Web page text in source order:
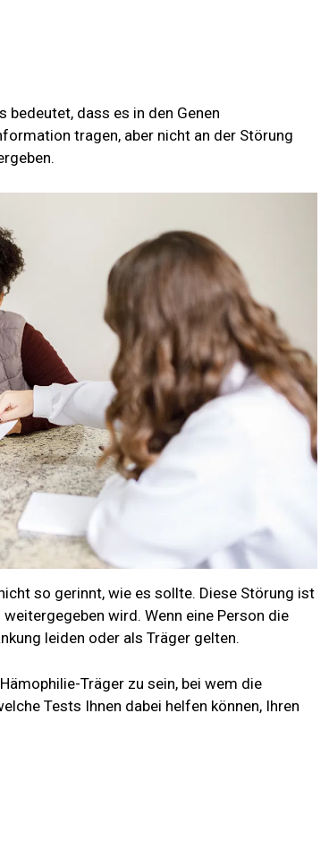
bedeutet, dass es in den Genen
tragen, aber nicht an der Störung
so gerinnt, wie es sollte. Diese Störung ist
wird. Wenn eine Person die
leiden oder als Träger gelten.
Träger zu sein, bei wem die
Tests Ihnen dabei helfen können, Ihren